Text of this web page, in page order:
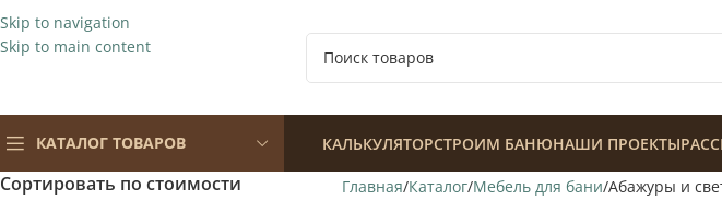
Skip to navigation
Skip to main content
КАТАЛОГ ТОВАРОВ КАЛЬКУЛЯТОРСТРОИМ БАНЮНАШИ ПРОЕКТЫ
Сортировать по стоимости Главная Каталог Мебель для бани Абажуры и